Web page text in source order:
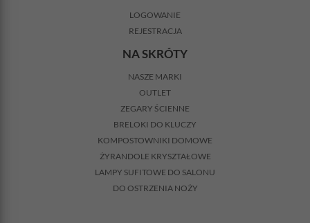
LOGOWANIE
REJESTRACJA
NA SKRÓTY
NASZE MARKI
OUTLET
ZEGARY ŚCIENNE
BRELOKI DO KLUCZY
KOMPOSTOWNIKI DOMOWE
ŻYRANDOLE KRYSZTAŁOWE
LAMPY SUFITOWE DO SALONU
DO OSTRZENIA NOŻY